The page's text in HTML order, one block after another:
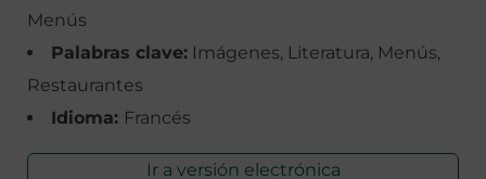
Menús
Palabras clave: Imágenes, Literatura, Menús,
Restaurantes
Idioma: Francés
Ir a versión electrónica